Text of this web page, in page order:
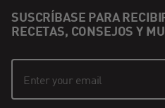
SUSCRÍBASE PARA
RECETAS, CONSEJOS Y